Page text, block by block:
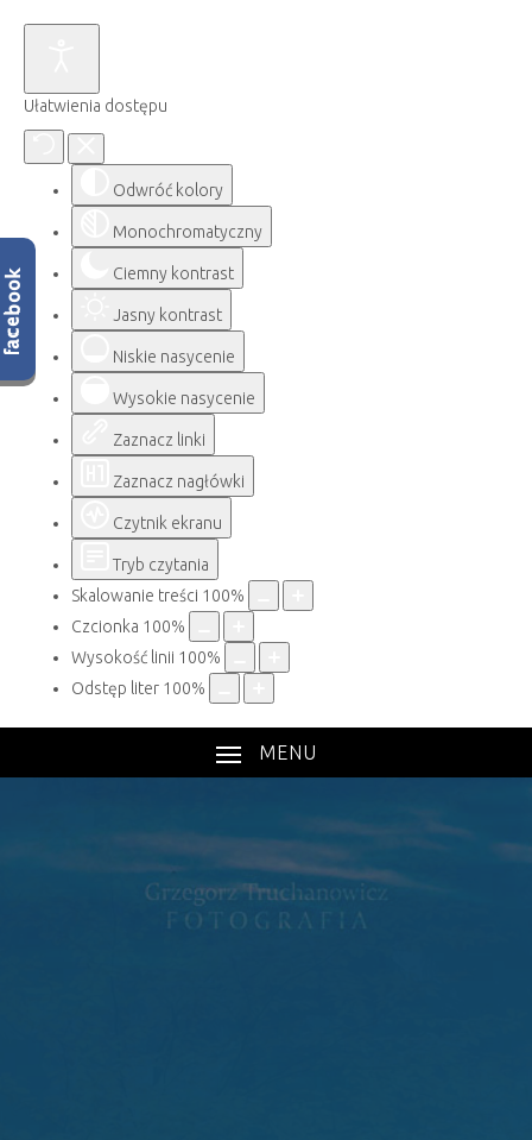
Ułatwienia dostępu
Odwróć kolory
Monochromatyczny
Ciemny kontrast
Jasny kontrast
Niskie nasycenie
Wysokie nasycenie
Zaznacz linki
Zaznacz nagłówki
Czytnik ekranu
Tryb czytania
Skalowanie treści 100%
Czcionka 100%
Wysokość linii 100%
Odstęp liter 100%
MENU